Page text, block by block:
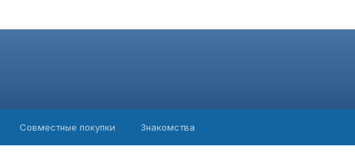
Совместные покупки Знакомства